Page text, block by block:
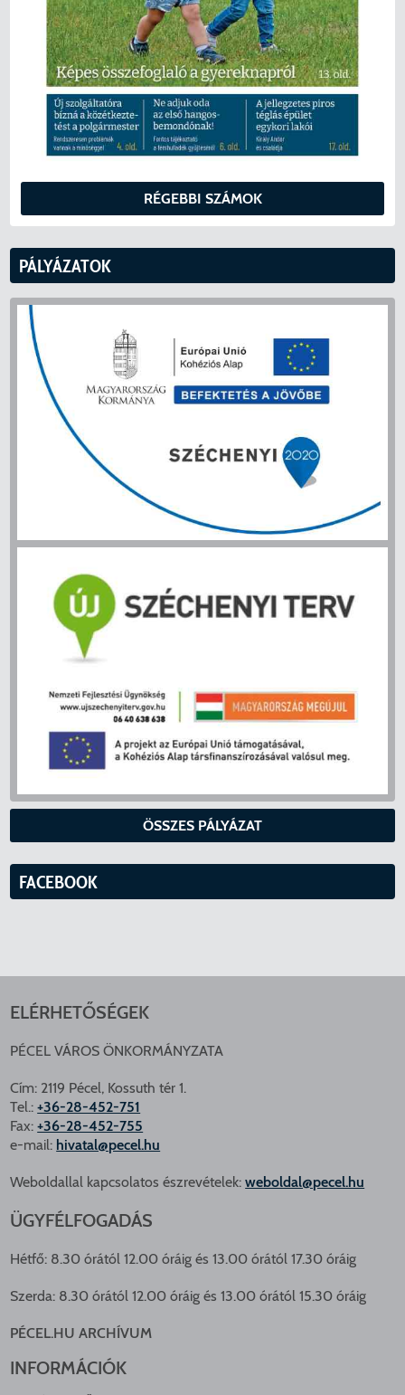
RÉGEBBI SZÁMOK
PÁLYÁZATOK
ÖSSZES PÁLYÁZAT
FACEBOOK
ELÉRHETŐSÉGEK
PÉCEL VÁROS ÖNKORMÁNYZATA
Cím: 2119 Pécel, Kossuth tér 1.
Tel.:+36-28-452-751
Fax:+36-28-452-755
e-mail: hivatal@pecel.hu
Weboldallal kapcsolatos észrevételek:weboldal@pecel.hu
ÜGYFÉLFOGADÁS
Hétfő: 8.30 órától 12.00 óráig és 13.00 órától 17.30 óráig
Szerda: 8.30 órától 12.00 óráig és 13.00 órától 15.30 óráig
PÉCEL.HU ARCHÍVUM
INFORMÁCIÓK